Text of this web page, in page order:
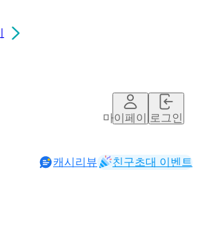
마이페이지로그인
캐시리뷰 친구초대 이벤트